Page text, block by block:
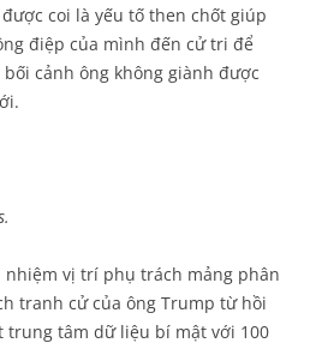
coi là yếu tố then chốt giúp
điệp của mình đến cử tri để
cảnh ông không giành được
vị trí phụ trách mảng phân
tranh cử của ông Trump từ hồi
trung tâm dữ liệu bí mật với 100